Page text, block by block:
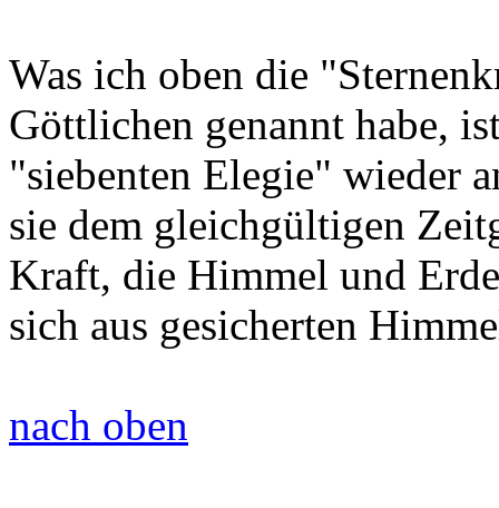
Was ich oben die
Göttlichen genannt habe,
"siebenten Elegie" wieder
sie dem gleichgültigen
Kraft, die Himmel und
sich aus gesicherten
nach oben